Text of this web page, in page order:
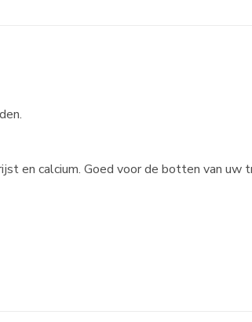
en calcium. Goed voor de botten van uw